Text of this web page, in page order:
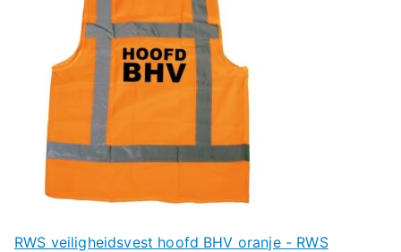
RWS veiligheidsvest hoofd BHV oranje - RWS